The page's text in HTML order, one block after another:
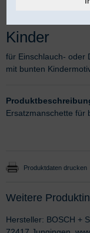
Kinder
für Einschlauch- oder
mit bunten
Ersatzmanschette für
Produktdaten drucken
Weitere
Hersteller: BOSCH +